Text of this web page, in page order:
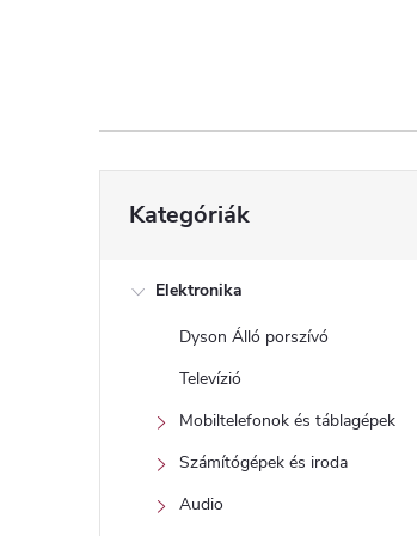
l
sátugrása
Kategóriák
Elektronika
Dyson Álló porszívó
Televízió
Mobiltelefonok és táblagépek
Számítógépek és iroda
Audio